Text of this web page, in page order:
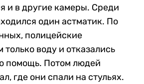
и в другие камеры. Среди
один астматик. По
полицейские
воду и отказались
помощь. Потом людей
где они спали на стульях.